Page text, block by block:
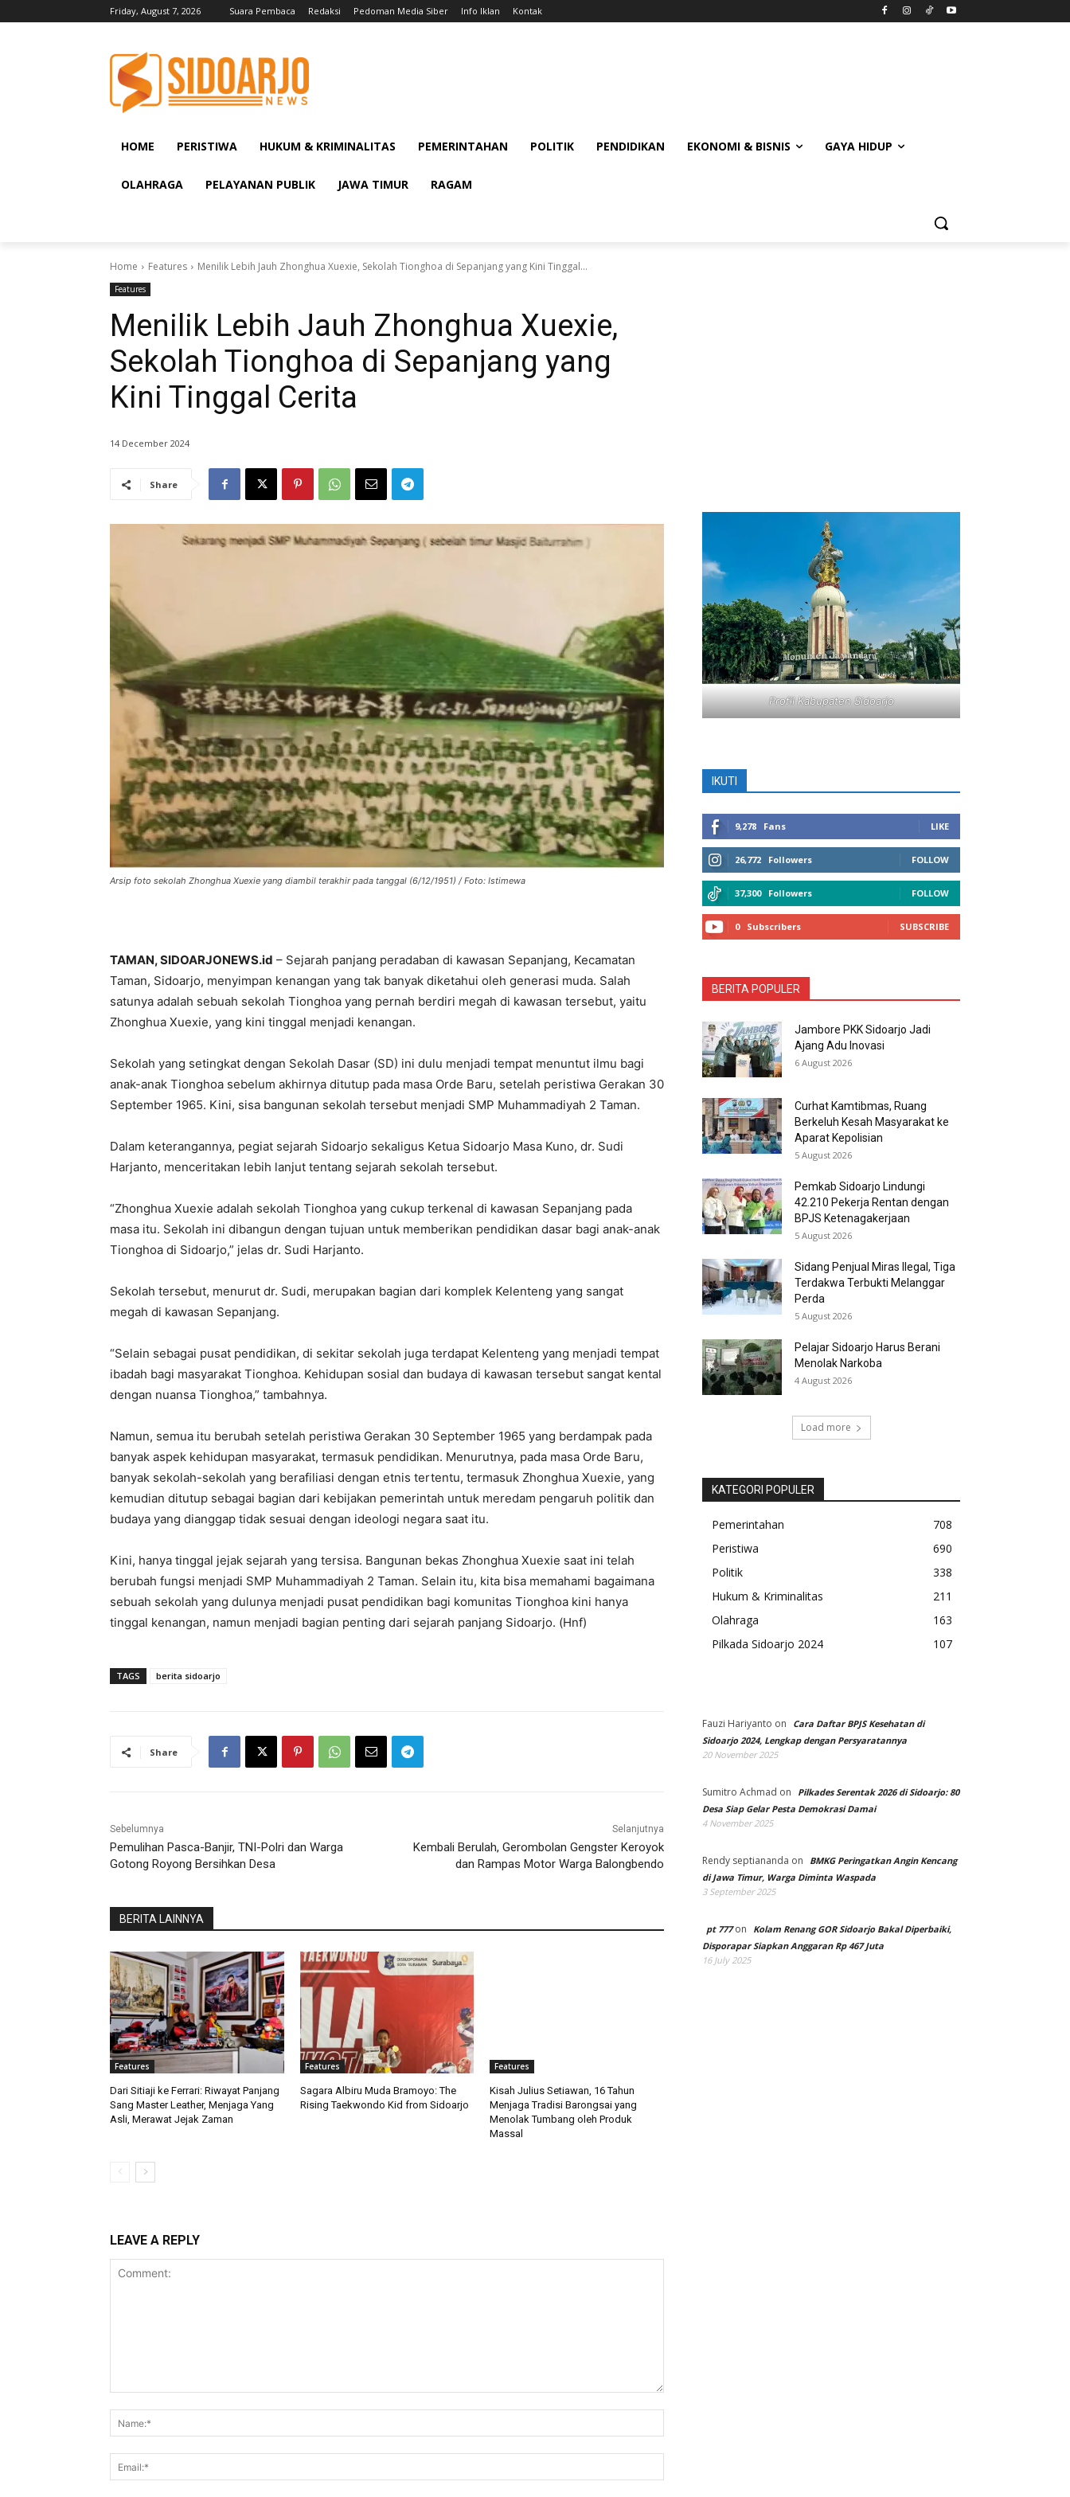
Friday, August 7, 2026 Suara Pembaca Redaksi Pedoman Media Siber Info Iklan Kontak
HOME PERISTIWA HUKUM & KRIMINALITAS PEMERINTAHAN POLITIK PENDIDIKAN EKONOMI & BISNIS GAYA HIDUP
OLAHRAGA PELAYANAN PUBLIK JAWA TIMUR RAGAM
Home Features Menilik Lebih Jauh Zhonghua Xuexie, Sekolah Tionghoa di Sepanjang yang Kini Tinggal...
Features
Menilik Lebih Jauh Zhonghua Xuexie,
Sekolah Tionghoa di Sepanjang yang
Kini Tinggal Cerita
14 December 2024
Share
Arsip foto sekolah Zhonghua Xuexie yang diambil terakhir pada tanggal (6/12/1951) / Foto: Istimewa
TAMAN, SIDOARJONEWS.id – Sejarah panjang peradaban di kawasan Sepanjang, Kecamatan
Taman, Sidoarjo, menyimpan kenangan yang tak banyak diketahui oleh generasi muda. Salah
satunya adalah sebuah sekolah Tionghoa yang pernah berdiri megah di kawasan tersebut, yaitu
Zhonghua Xuexie, yang kini tinggal menjadi kenangan.
Sekolah yang setingkat dengan Sekolah Dasar (SD) ini dulu menjadi tempat menuntut ilmu bagi
anak-anak Tionghoa sebelum akhirnya ditutup pada masa Orde Baru, setelah peristiwa Gerakan 30
September 1965. Kini, sisa bangunan sekolah tersebut menjadi SMP Muhammadiyah 2 Taman.
Dalam keterangannya, pegiat sejarah Sidoarjo sekaligus Ketua Sidoarjo Masa Kuno, dr. Sudi
Harjanto, menceritakan lebih lanjut tentang sejarah sekolah tersebut.
“Zhonghua Xuexie adalah sekolah Tionghoa yang cukup terkenal di kawasan Sepanjang pada
masa itu. Sekolah ini dibangun dengan tujuan untuk memberikan pendidikan dasar bagi anak-anak
Tionghoa di Sidoarjo,” jelas dr. Sudi Harjanto.
Sekolah tersebut, menurut dr. Sudi, merupakan bagian dari komplek Kelenteng yang sangat
megah di kawasan Sepanjang.
“Selain sebagai pusat pendidikan, di sekitar sekolah juga terdapat Kelenteng yang menjadi tempat
ibadah bagi masyarakat Tionghoa. Kehidupan sosial dan budaya di kawasan tersebut sangat kental
dengan nuansa Tionghoa,” tambahnya.
Namun, semua itu berubah setelah peristiwa Gerakan 30 September 1965 yang berdampak pada
banyak aspek kehidupan masyarakat, termasuk pendidikan. Menurutnya, pada masa Orde Baru,
banyak sekolah-sekolah yang berafiliasi dengan etnis tertentu, termasuk Zhonghua Xuexie, yang
kemudian ditutup sebagai bagian dari kebijakan pemerintah untuk meredam pengaruh politik dan
budaya yang dianggap tidak sesuai dengan ideologi negara saat itu.
Kini, hanya tinggal jejak sejarah yang tersisa. Bangunan bekas Zhonghua Xuexie saat ini telah
berubah fungsi menjadi SMP Muhammadiyah 2 Taman. Selain itu, kita bisa memahami bagaimana
sebuah sekolah yang dulunya menjadi pusat pendidikan bagi komunitas Tionghoa kini hanya
tinggal kenangan, namun menjadi bagian penting dari sejarah panjang Sidoarjo. (Hnf)
TAGS berita sidoarjo
Share
Sebelumnya
Pemulihan Pasca-Banjir, TNI-Polri dan Warga
Gotong Royong Bersihkan Desa
Selanjutnya
Kembali Berulah, Gerombolan Gengster Keroyok
dan Rampas Motor Warga Balongbendo
BERITA LAINNYA
Features
Dari Sitiaji ke Ferrari: Riwayat Panjang
Sang Master Leather, Menjaga Yang
Asli, Merawat Jejak Zaman
Features
Sagara Albiru Muda Bramoyo: The
Rising Taekwondo Kid from Sidoarjo
Features
Kisah Julius Setiawan, 16 Tahun
Menjaga Tradisi Barongsai yang
Menolak Tumbang oleh Produk
Massal
LEAVE A REPLY
Profil Kabupaten Sidoarjo
IKUTI
9,278 Fans LIKE
26,772 Followers FOLLOW
37,300 Followers FOLLOW
0 Subscribers SUBSCRIBE
BERITA POPULER
Jambore PKK Sidoarjo Jadi
Ajang Adu Inovasi
6 August 2026
Curhat Kamtibmas, Ruang
Berkeluh Kesah Masyarakat ke
Aparat Kepolisian
5 August 2026
Pemkab Sidoarjo Lindungi
42.210 Pekerja Rentan dengan
BPJS Ketenagakerjaan
5 August 2026
Sidang Penjual Miras Ilegal, Tiga
Terdakwa Terbukti Melanggar
Perda
5 August 2026
Pelajar Sidoarjo Harus Berani
Menolak Narkoba
4 August 2026
Load more
KATEGORI POPULER
Pemerintahan
708
Peristiwa
690
Politik
338
Hukum & Kriminalitas
211
Olahraga
163
Pilkada Sidoarjo 2024
107
Fauzi Hariyanto on
Cara Daftar BPJS Kesehatan di
Sidoarjo 2024, Lengkap dengan Persyaratannya
20 November 2025
Sumitro Achmad on
Pilkades Serentak 2026 di Sidoarjo: 80
Desa Siap Gelar Pesta Demokrasi Damai
4 November 2025
Rendy septiananda on
BMKG Peringatkan Angin Kencang
di Jawa Timur, Warga Diminta Waspada
3 September 2025
pt 777on
Kolam Renang GOR Sidoarjo Bakal Diperbaiki,
Disporapar Siapkan Anggaran Rp 467 Juta
16 July 2025